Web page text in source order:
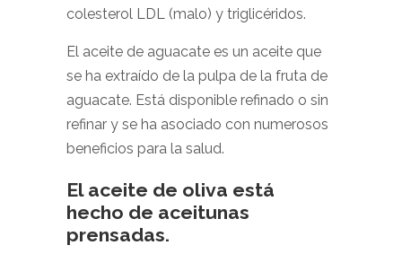
colesterol LDL (malo) y triglicéridos.
El aceite de aguacate es un aceite que
se ha extraído de la pulpa de la fruta de
aguacate. Está disponible refinado o sin
refinar y se ha asociado con numerosos
beneficios para la salud.
El aceite de oliva está
hecho de aceitunas
prensadas.